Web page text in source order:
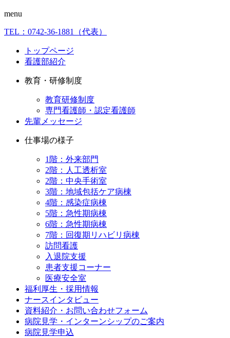
menu
TEL： 0742-36-1881 （代表）
トップページ
看護部紹介
教育・研修制度
教育研修制度
専門看護師・認定看護師
先輩メッセージ
仕事場の様子
1階：外来部門
2階：人工透析室
2階：中央手術室
3階：地域包括ケア病棟
4階：感染症病棟
5階：急性期病棟
6階：急性期病棟
7階：回復期リハビリ病棟
訪問看護
入退院支援
患者支援コーナー
医療安全室
福利厚生・採用情報
ナースインタビュー
資料紹介・お問い合わせフォーム
病院見学・インターンシップのご案内
病院見学申込